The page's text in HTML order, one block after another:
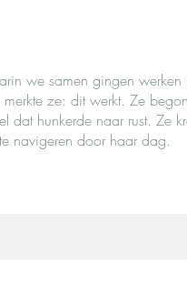
we samen gingen
ze: dit werkt. Ze
dat hunkerde naar rust. Ze
navigeren door haar dag.